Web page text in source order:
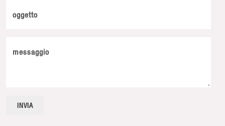
oggetto
messaggio